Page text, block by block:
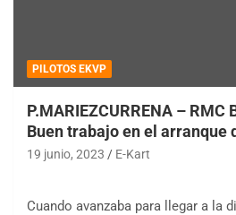
PILOTOS EKVP
P.MARIEZCURRENA – RMC
Buen trabajo en el arranque
19 junio, 2023 E-Kart
Cuando avanzaba para llegar a la